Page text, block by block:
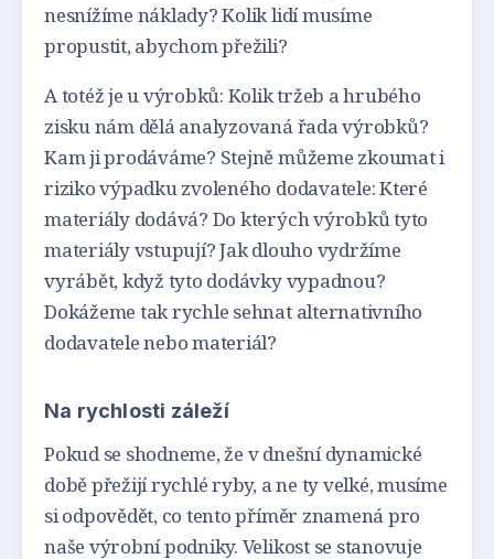
nesnížíme náklady? Kolik lidí musíme
propustit, abychom přežili?
A totéž je u výrobků: Kolik tržeb a hrubého
zisku nám dělá analyzovaná řada výrobků?
Kam ji prodáváme? Stejně můžeme zkoumat i
riziko výpadku zvoleného dodavatele: Které
materiály dodává? Do kterých výrobků tyto
materiály vstupují? Jak dlouho vydržíme
vyrábět, když tyto dodávky vypadnou?
Dokážeme tak rychle sehnat alternativního
dodavatele nebo materiál?
Na rychlosti záleží
Pokud se shodneme, že v dnešní dynamické
době přežijí rychlé ryby, a ne ty velké, musíme
si odpovědět, co tento příměr znamená pro
naše výrobní podniky. Velikost se stanovuje